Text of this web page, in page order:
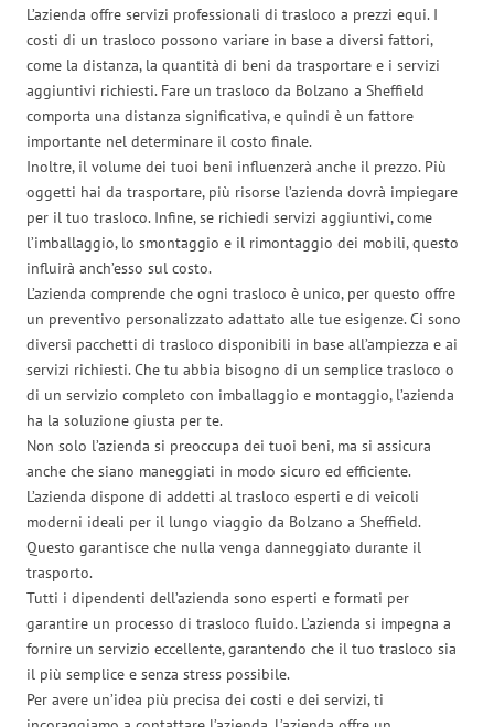
L’azienda offre servizi professionali di trasloco a prezzi equi. I
costi di un trasloco possono variare in base a diversi fattori,
come la distanza, la quantità di beni da trasportare e i servizi
aggiuntivi richiesti. Fare un trasloco da Bolzano a Sheffield
comporta una distanza significativa, e quindi è un fattore
importante nel determinare il costo finale.
Inoltre, il volume dei tuoi beni influenzerà anche il prezzo. Più
oggetti hai da trasportare, più risorse l’azienda dovrà impiegare
per il tuo trasloco. Infine, se richiedi servizi aggiuntivi, come
l’imballaggio, lo smontaggio e il rimontaggio dei mobili, questo
influirà anch’esso sul costo.
L’azienda comprende che ogni trasloco è unico, per questo offre
un preventivo personalizzato adattato alle tue esigenze. Ci sono
diversi pacchetti di trasloco disponibili in base all’ampiezza e ai
servizi richiesti. Che tu abbia bisogno di un semplice trasloco o
di un servizio completo con imballaggio e montaggio, l’azienda
ha la soluzione giusta per te.
Non solo l’azienda si preoccupa dei tuoi beni, ma si assicura
anche che siano maneggiati in modo sicuro ed efficiente.
L’azienda dispone di addetti al trasloco esperti e di veicoli
moderni ideali per il lungo viaggio da Bolzano a Sheffield.
Questo garantisce che nulla venga danneggiato durante il
trasporto.
Tutti i dipendenti dell’azienda sono esperti e formati per
garantire un processo di trasloco fluido. L’azienda si impegna a
fornire un servizio eccellente, garantendo che il tuo trasloco sia
il più semplice e senza stress possibile.
Per avere un’idea più precisa dei costi e dei servizi, ti